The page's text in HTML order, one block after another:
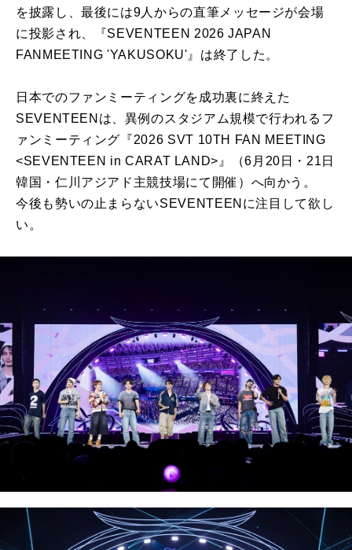
を披露し、最後には9人からの直筆メッセージが会場
に投影され、『SEVENTEEN 2026 JAPAN
FANMEETING 'YAKUSOKU'』は終了した。
日本でのファンミーティングを成功裏に終えた
SEVENTEENは、異例のスタジアム規模で行われるフ
ァンミーティング『2026 SVT 10TH FAN MEETING
<SEVENTEEN in CARAT LAND>』（6月20日・21日
韓国・仁川アジアド主競技場にて開催）へ向かう。
今後も勢いの止まらないSEVENTEENに注目して欲し
い。